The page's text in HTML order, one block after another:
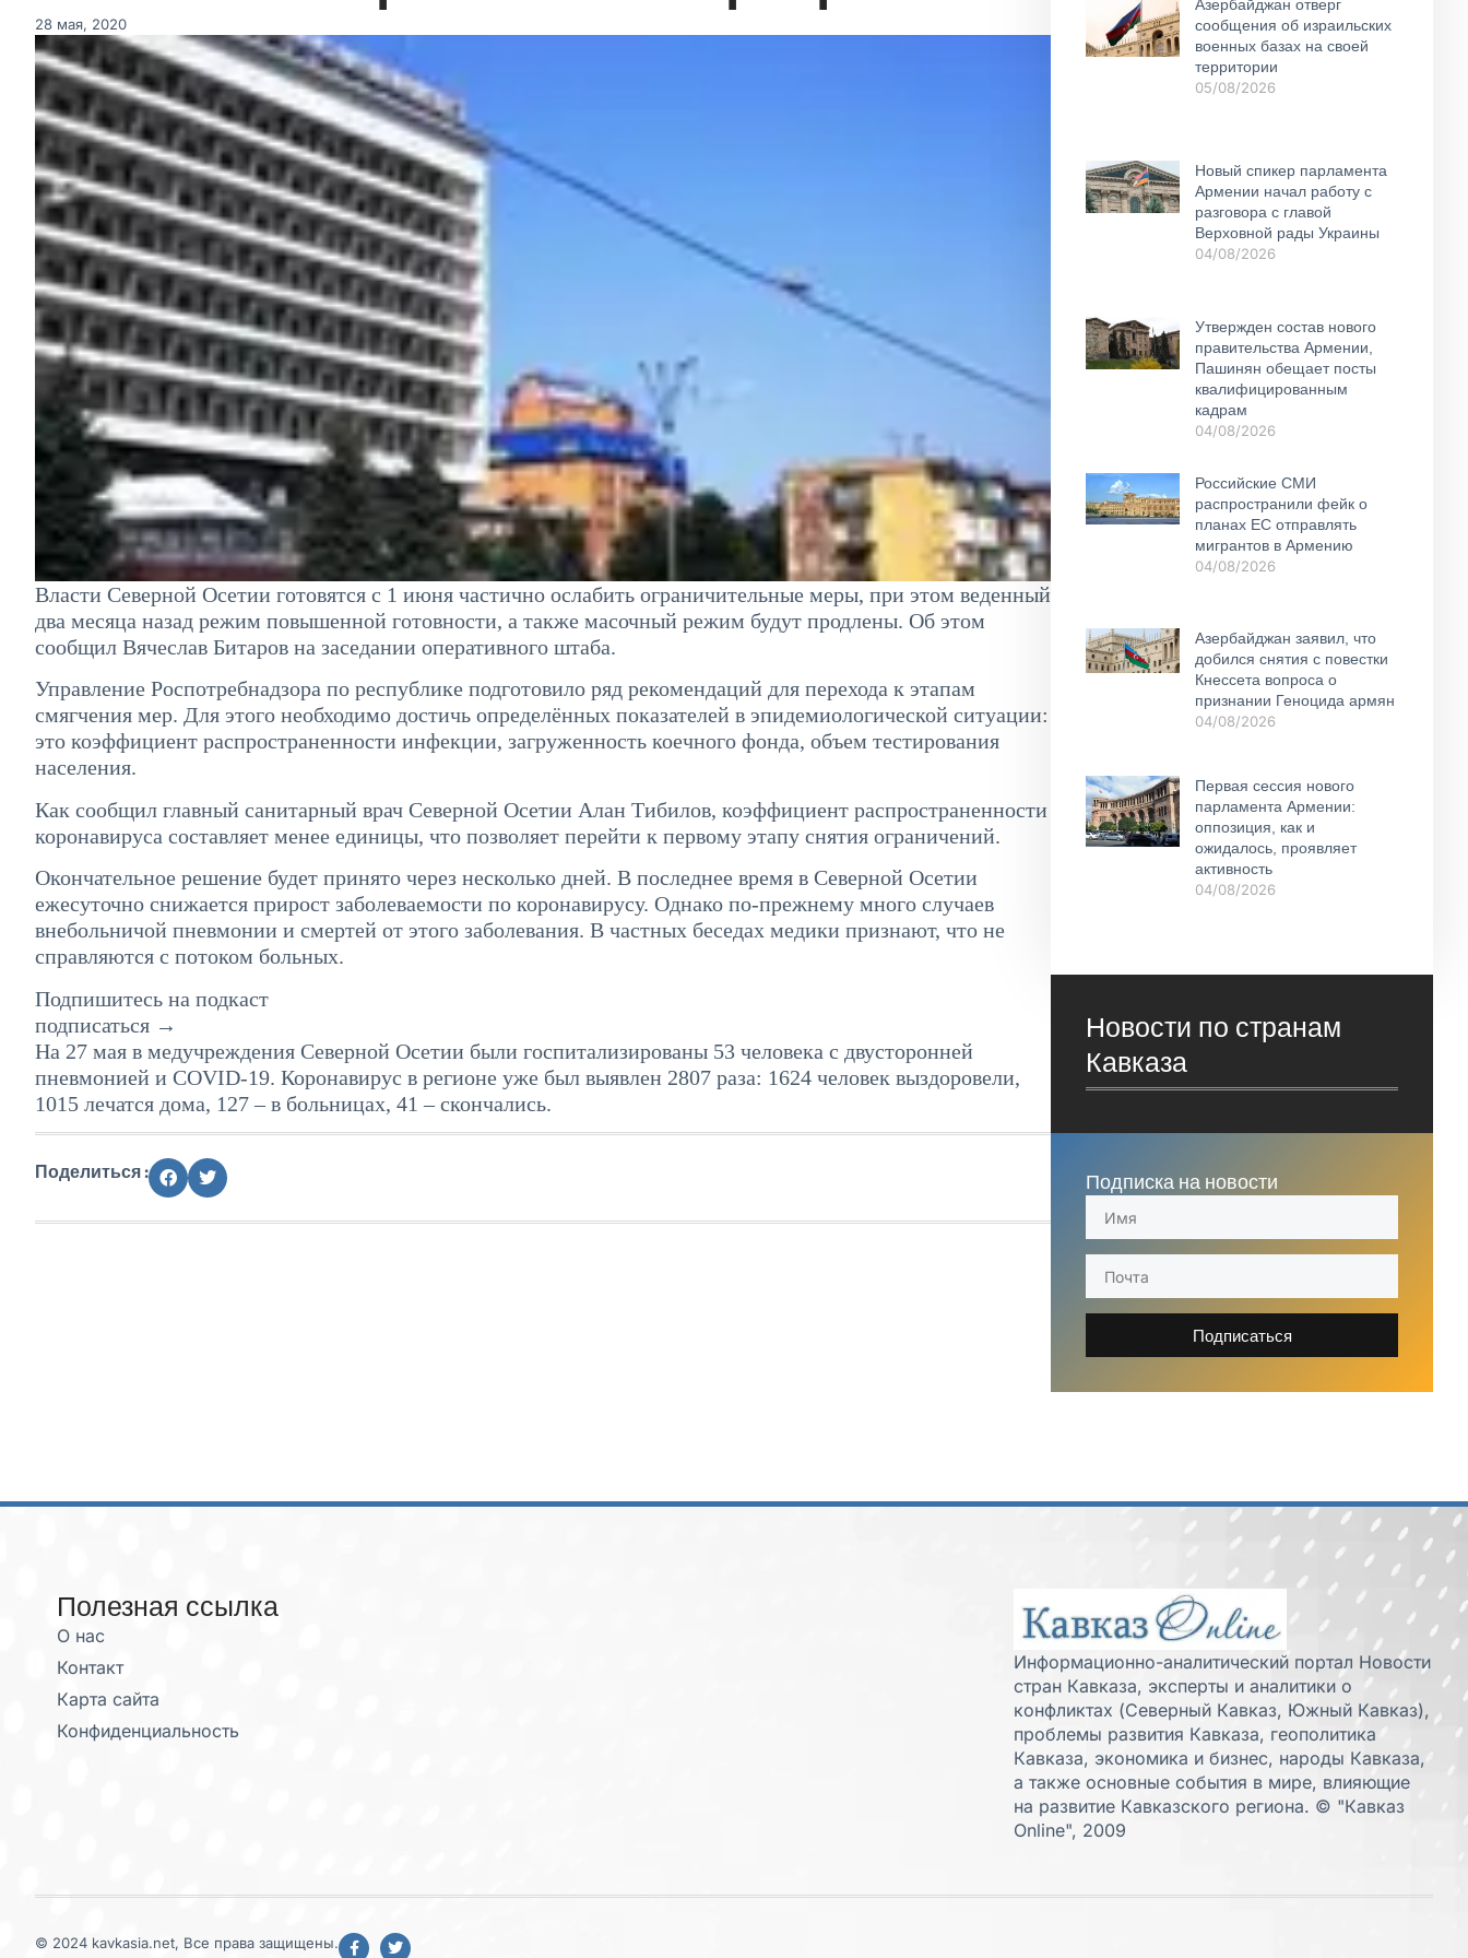
28 мая, 2020
Власти Северной Осетии готовятся с 1 июня частично ослабить ограничительные меры, при этом веденный
два месяца назад режим повышенной готовности, а также масочный режим будут продлены. Об этом
сообщил Вячеслав Битаров на заседании оперативного штаба.
Управление Роспотребнадзора по республике подготовило ряд рекомендаций для перехода к этапам
смягчения мер. Для этого необходимо достичь определённых показателей в эпидемиологической ситуации:
это коэффициент распространенности инфекции, загруженность коечного фонда, объем тестирования
населения.
Как сообщил главный санитарный врач Северной Осетии Алан Тибилов, коэффициент распространенности
коронавируса составляет менее единицы, что позволяет перейти к первому этапу снятия ограничений.
Окончательное решение будет принято через несколько дней. В последнее время в Северной Осетии
ежесуточно снижается прирост заболеваемости по коронавирусу. Однако по-прежнему много случаев
внебольничой пневмонии и смертей от этого заболевания. В частных беседах медики признают, что не
справляются с потоком больных.
Подпишитесь на подкаст
подписаться →
На 27 мая в медучреждения Северной Осетии были госпитализированы 53 человека с двусторонней
пневмонией и COVID-19. Коронавирус в регионе уже был выявлен 2807 раза: 1624 человек выздоровели,
1015 лечатся дома, 127 – в больницах, 41 – скончались.
Поделиться :
Азербайджан отверг
сообщения об израильских
военных базах на своей
территории
05/08/2026
Новый спикер парламента
Армении начал работу с
разговора с главой
Верховной рады Украины
04/08/2026
Утвержден состав нового
правительства Армении,
Пашинян обещает посты
квалифицированным
кадрам
04/08/2026
Российские СМИ
распространили фейк о
планах ЕС отправлять
мигрантов в Армению
04/08/2026
Азербайджан заявил, что
добился снятия с повестки
Кнессета вопроса о
признании Геноцида армян
04/08/2026
Первая сессия нового
парламента Армении:
оппозиция, как и
ожидалось, проявляет
активность
04/08/2026
Новости по странам
Кавказа
Подписка на новости
Подписаться
Полезная ссылка
О нас
Контакт
Карта сайта
Конфиденциальность
Информационно-аналитический портал Новости
стран Кавказа, эксперты и аналитики о
конфликтах (Северный Кавказ, Южный Кавказ),
проблемы развития Кавказа, геополитика
Кавказа, экономика и бизнес, народы Кавказа,
а также основные события в мире, влияющие
на развитие Кавказского региона. © "Кавказ
Online", 2009
© 2024 kavkasia.net, Все права защищены.